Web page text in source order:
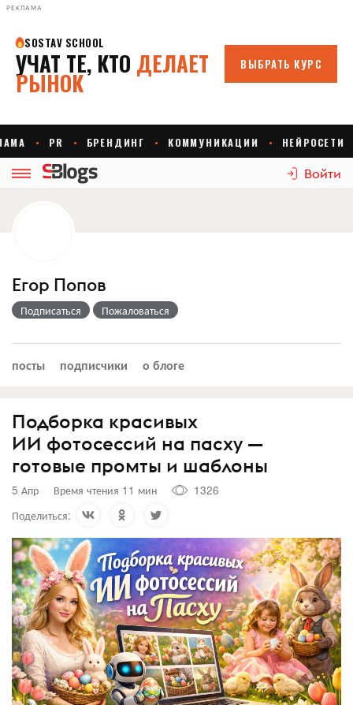
РЕКЛАМА
Войти
Егор Попов
Подписаться Пожаловаться
посты подписчики о блоге
Подборка красивых
ИИ фотосессий на пасху —
готовые промты и шаблоны
5 Апр Время чтения 11 мин
1326
Поделиться: